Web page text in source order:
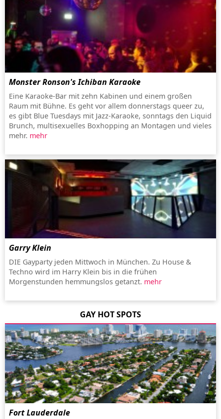
Monster Ronson's Ichiban Karaoke
Eine Karaoke-Bar mit zehn Kabinen und einem großen
Raum mit Bühne. Es geht vor allem donnerstags queer zu,
es gibt Blue Tuesdays mit Jazz-Karaoke, sonntags den Liquid
Brunch, multisexuelles Boxhopping an Montagen und vieles
mehr. mehr
Garry Klein
DIE Gayparty jeden Mittwoch in München. Zu House &
Techno wird im Harry Klein bis in die frühen
Morgenstunden hemmungslos getanzt. mehr
GAY HOT SPOTS
Fort Lauderdale